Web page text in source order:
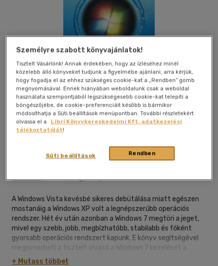
(1 vélemény)
Bbs-Info|2009|magyar nyelvű
A Windows Vista kevésbé sikeres debütálása miatt egészen
mostanáig a Windows XP volt a legnépszerűbb operációs
rendszer. Hét év után azonban a Windows 7 megtöri a jeget,
mivel egy szebb, jobb, megbízhatóbb, stabilabb és főként
gyorsabb operációs rendszert kapunk. E könyv segítségével
megismerheti a tisztelt olvasó a Windows 7 kezelését a
legalapvetőbb tudnivalóktól kezdve, a rendszerhez tartozó
+ Mutass többet
Személyre szabott könyvajánlatok!
Tisztelt Vásárlónk! Annak érdekében, hogy az ízléséhez minél
közelebb álló könyveket tudjunk a figyelmébe ajánlani, arra kérjük,
hogy fogadja el az ehhez szükséges cookie-kat a „Rendben” gomb
megnyomásával. Ennek hiányában weboldalunk csak a weboldal
használata szempontjából legszükségesebb cookie-kat telepíti a
böngészőjébe, de cookie-preferenciáit később is bármikor
módosíthatja a Süti beállítások menüpontban. További részletekért
olvassa el a
Libri Könyvkereskedelmi Kft. adatkezelési
tájékoztatóját!
Rendben
Süti beállítások